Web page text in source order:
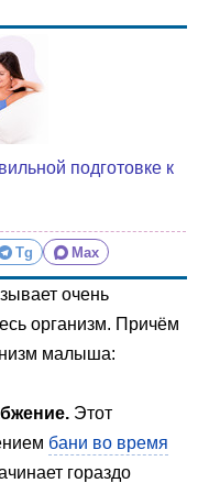
подготовке к
Tg Max
очень
организм. Причём
малыша:
Этот
бани во время
гораздо